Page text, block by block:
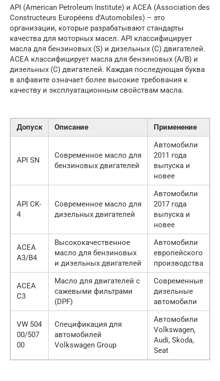
API (American Petroleum Institute) и ACEA (Association des
Constructeurs Européens d’Automobiles) – это
организации, которые разрабатывают стандарты
качества для моторных масел. API классифицирует
масла для бензиновых (S) и дизельных (C) двигателей.
ACEA классифицирует масла для бензиновых (A/B) и
дизельных (C) двигателей. Каждая последующая буква
в алфавите означает более высокие требования к
качеству и эксплуатационным свойствам масла.
Допуск Описание Применение
API SN
Современное масло для
бензиновых двигателей
Автомобили
2011 года
выпуска и
новее
API CK-
4
Современное масло для
дизельных двигателей
Автомобили
2017 года
выпуска и
новее
ACEA
A3/B4
Высококачественное
масло для бензиновых
и дизельных двигателей
Автомобили
европейского
производства
ACEA
C3
Масло для двигателей с
сажевыми фильтрами
(DPF)
Современные
дизельные
автомобили
VW 504
00/507
00
Спецификация для
автомобилей
Volkswagen Group
Автомобили
Volkswagen,
Audi, Skoda,
Seat